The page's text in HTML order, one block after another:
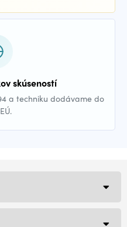
skúseností
a techniku dodávame do